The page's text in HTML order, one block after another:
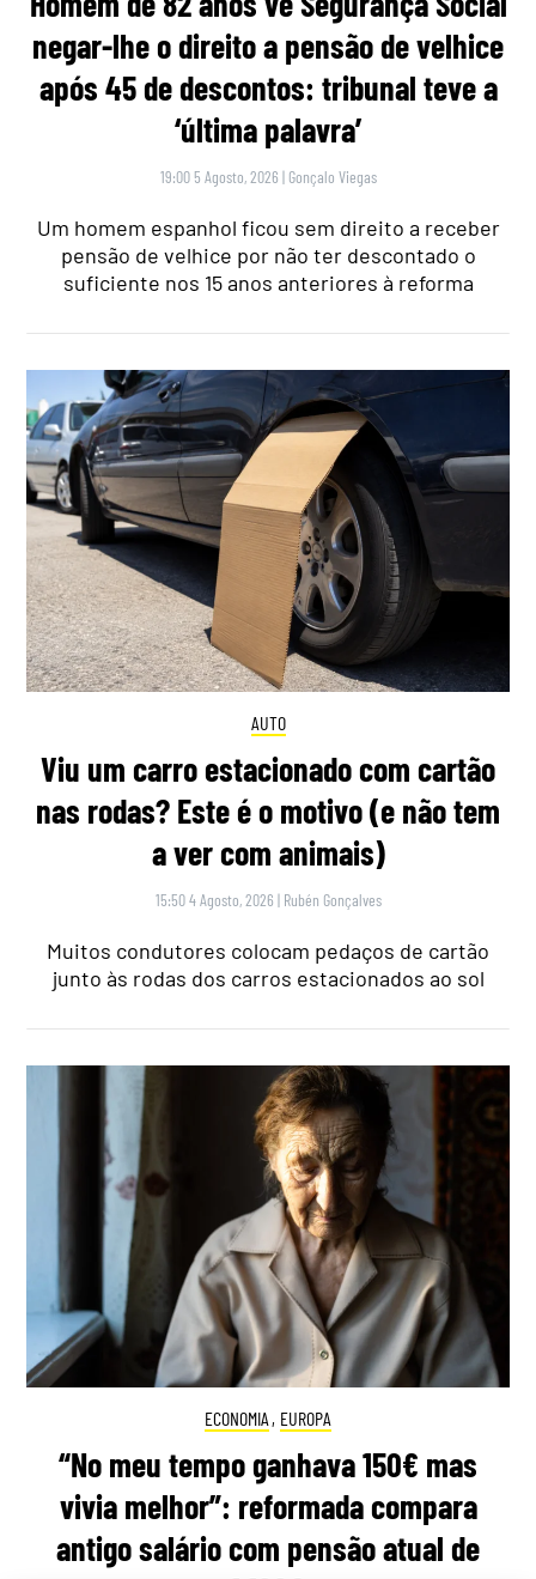
negar-lhe o direito a pensão de velhice
após 45 de descontos: tribunal teve a
‘última palavra’
19:00 5 Agosto, 2026 | Gonçalo Viegas
Um homem espanhol ficou sem direito a receber
pensão de velhice por não ter descontado o
suficiente nos 15 anos anteriores à reforma
AUTO
Viu um carro estacionado com cartão
nas rodas? Este é o motivo (e não tem
a ver com animais)
15:50 4 Agosto, 2026 | Rubén Gonçalves
Muitos condutores colocam pedaços de cartão
junto às rodas dos carros estacionados ao sol
ECONOMIA , EUROPA
“No meu tempo ganhava 150€ mas
vivia melhor”: reformada compara
antigo salário com pensão atual de